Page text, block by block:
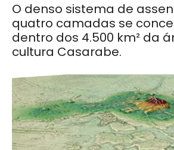
O denso sistema de
quatro camadas se
dentro dos 4.500 km² da
cultura Casarabe.